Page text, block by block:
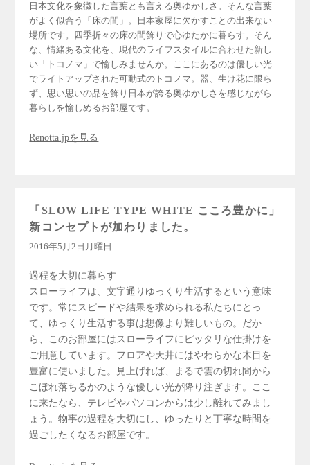
日本文化を象徴した言葉とも言える奥ゆかしさ。そんな言葉
がよく似合う「床の間」。日本家屋に欠かすことの出来ない
場所です。四季折々の床の間飾りで心ゆたかに暮らす。そん
な、情緒ある文化を、現代のライフスタイルに合わせた新し
い「トコノマ」で愉しみませんか。ここにあるのは優しい光
でライトアップされた可動式のトコノマ。器、生け花に限ら
ず、思い思いの品を飾り日本が誇る奥ゆかしさを感じながら
暮らしを愉しめるお部屋です。
Renotta.jpを見る
「SLOW LIFE TYPE WHITE こころ豊かに」
新コンセプトが加わりました。
2016年5月2日月曜日
過程を大切に暮らす
スローライフは、文字通りゆっくり生活するという意味
です。常にスピードや結果を求められる私たちにとっ
て、ゆっくり生活する事は想像より難しいもの。だか
ら、このお部屋にはスローライフにピッタリな仕掛けを
ご用意しています。フロアや天井にはやわらかな木目を
豊富に使いました。見上げれば、まるで雲の切れ間から
こぼれ落ちるかのような優しい光が降り注ぎます。ここ
に来たなら、テレビやパソコンからは少し離れてみまし
ょう。物事の過程を大切にし、ゆったりと丁寧な時間を
過ごしたくなるお部屋です。